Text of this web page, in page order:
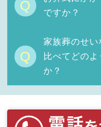
Q
ですか？
Q
家族葬のせい
比べてどの
か？